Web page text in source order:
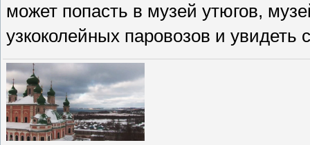
может попасть в музей утюгов,
узкоколейных паровозов и